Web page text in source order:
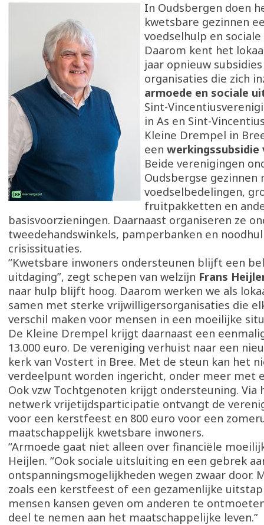
In Oudsbergen doen
kwetsbare gezinnen
voedselhulp en
Daarom kent het
jaar opnieuw
organisaties die zich
armoede en sociale
Sint-
in As en Sint-
Kleine Drempel in
een werkingssubsidie
Beide verenigingen
Oudsbergse gezinnen
voedselbedelingen,
fruitpakketten en
basisvoorzieningen. Daarnaast organiseren ze
tweedehandswinkels, pamperbanken en
crisissituaties.
“Kwetsbare inwoners ondersteunen blijft een
uitdaging”, zegt schepen van welzijn Frans
naar hulp blijft hoog. Daarom werken we als
samen met sterke vrijwilligersorganisaties die
verschil maken voor mensen in een moeilijke
De Kleine Drempel krijgt daarnaast een
13.000 euro. De vereniging verhuist naar een
kerk van Vostert in Bree. Met de steun kan het
verdeelpunt worden ingericht, onder meer met
Ook vzw Tochtgenoten krijgt ondersteuning. Via
netwerk vrijetijdsparticipatie ontvangt de
voor een kerstfeest en 800 euro voor een
maatschappelijk kwetsbare inwoners.
“Armoede gaat niet alleen over financiële
Heijlen. “Ook sociale uitsluiting en een gebrek
ontspanningsmogelijkheden wegen zwaar door.
zoals een kerstfeest of een gezamenlijke
mensen kansen geven om anderen te
deel te nemen aan het maatschappelijke leven.”